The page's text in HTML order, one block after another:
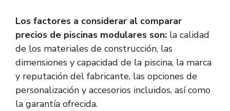
Los factores a considerar al comparar
precios de piscinas modulares son: la calidad
de los materiales de construcción, las
dimensiones y capacidad de la piscina, la marca
y reputación del fabricante, las opciones de
personalización y accesorios incluidos, así como
la garantía ofrecida.